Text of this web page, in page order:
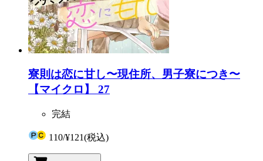
寮則は恋に甘し〜現住所、男子寮につき〜
【マイクロ】 27
完結
110/¥121(税込)